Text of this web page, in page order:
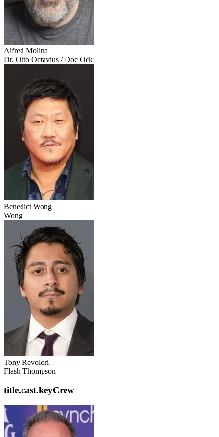
Alfred Molina
Dr. Otto Octavius / Doc Ock
Benedict Wong
Wong
Tony Revolori
Flash Thompson
title.cast.keyCrew